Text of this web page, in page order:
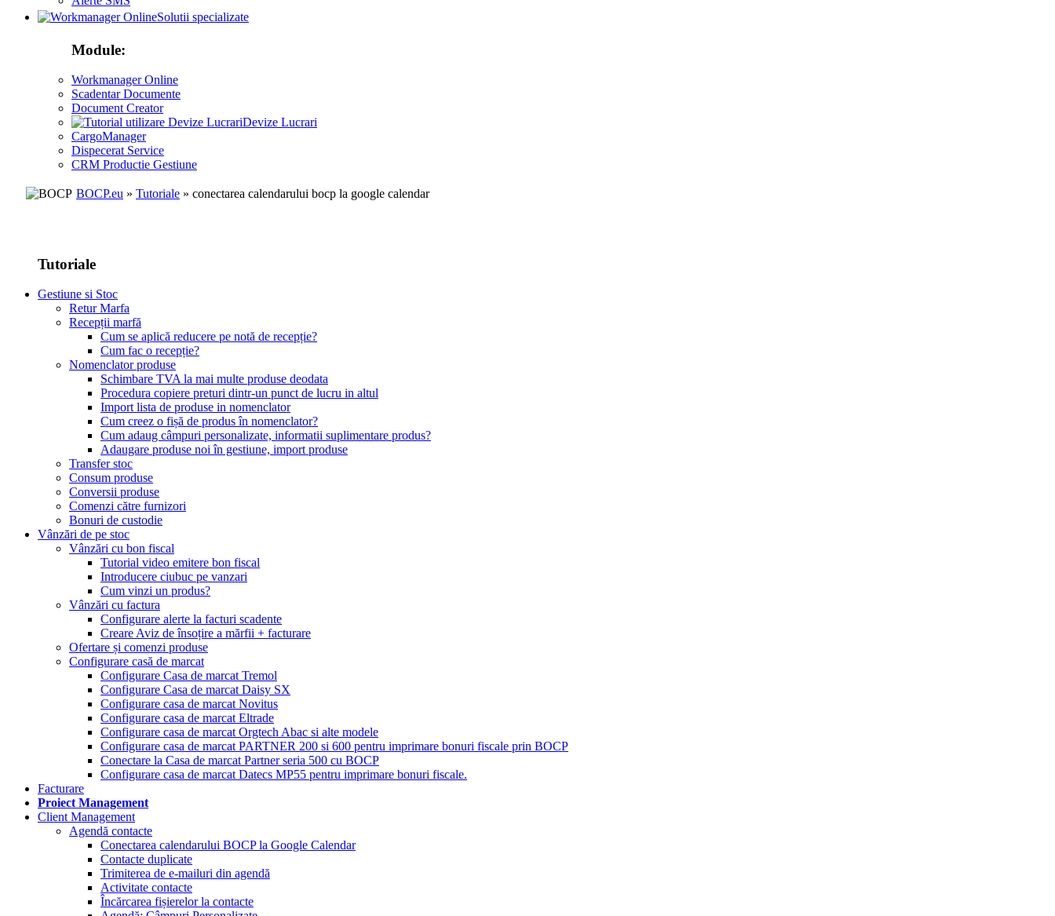
Solutii specializate
Module:
Workmanager Online
Scadentar Documente
Document Creator
Devize Lucrari
CargoManager
Dispecerat Service
CRM Productie Gestiune
BOCP.eu » Tutoriale » conectarea calendarului bocp la google calendar
Tutoriale
Gestiune si Stoc
Retur Marfa
Recepții marfă
Cum se aplică reducere pe notă de recepție?
Cum fac o recepție?
Nomenclator produse
Schimbare TVA la mai multe produse deodata
Procedura copiere preturi dintr-un punct de lucru in altul
Import lista de produse in nomenclator
Cum creez o fișă de produs în nomenclator?
Cum adaug câmpuri personalizate, informatii suplimentare produs?
Adaugare produse noi în gestiune, import produse
Transfer stoc
Consum produse
Conversii produse
Comenzi către furnizori
Bonuri de custodie
Vânzări de pe stoc
Vânzări cu bon fiscal
Tutorial video emitere bon fiscal
Introducere ciubuc pe vanzari
Cum vinzi un produs?
Vânzări cu factura
Configurare alerte la facturi scadente
Creare Aviz de însoțire a mărfii + facturare
Ofertare și comenzi produse
Configurare casă de marcat
Configurare Casa de marcat Tremol
Configurare Casa de marcat Daisy SX
Configurare casa de marcat Novitus
Configurare casa de marcat Eltrade
Configurare casa de marcat Orgtech Abac si alte modele
Configurare casa de marcat PARTNER 200 si 600 pentru imprimare bonuri fiscale prin BOCP
Conectare la Casa de marcat Partner seria 500 cu BOCP
Configurare casa de marcat Datecs MP55 pentru imprimare bonuri fiscale.
Facturare
Proiect Management
Client Management
Agendă contacte
Conectarea calendarului BOCP la Google Calendar
Contacte duplicate
Trimiterea de e-mailuri din agendă
Activitate contacte
Încărcarea fișierelor la contacte